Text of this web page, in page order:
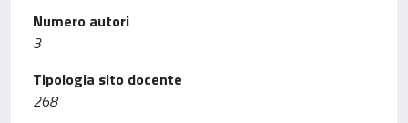
Numero autori
3
Tipologia sito docente
268